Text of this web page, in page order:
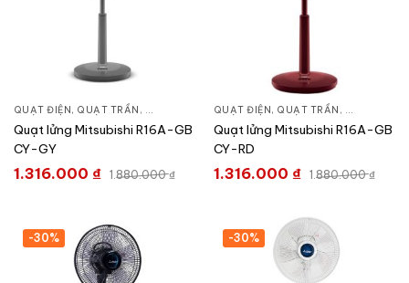
QUẠT ĐIỆN, QUẠT TRẦN , QUẠT ĐỨNG
Quạt lửng Mitsubishi R16A-GB
CY-GY
1.316.000 ₫ 1.880.000₫
QUẠT ĐIỆN, QUẠT TRẦN , QUẠT
Quạt lửng Mitsubishi R16A-GB
CY-RD
1.316.000 ₫ 1.880.000₫
-30% -30%